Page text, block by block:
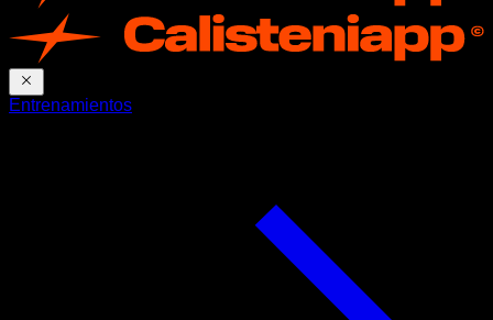
Entrenamientos